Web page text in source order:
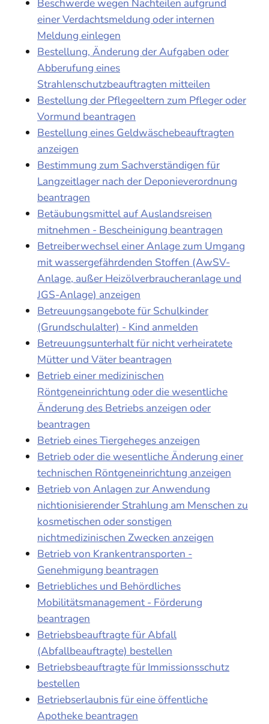
Beschwerde wegen Nachteilen aufgrund
einer Verdachtsmeldung oder internen
Meldung einlegen
Bestellung, Änderung der Aufgaben oder
Abberufung eines
Strahlenschutzbeauftragten mitteilen
Bestellung der Pflegeeltern zum Pfleger oder
Vormund beantragen
Bestellung eines Geldwäschebeauftragten
anzeigen
Bestimmung zum Sachverständigen für
Langzeitlager nach der Deponieverordnung
beantragen
Betäubungsmittel auf Auslandsreisen
mitnehmen - Bescheinigung beantragen
Betreiberwechsel einer Anlage zum Umgang
mit wassergefährdenden Stoffen (AwSV-
Anlage, außer Heizölverbraucheranlage und
JGS-Anlage) anzeigen
Betreuungsangebote für Schulkinder
(Grundschulalter) - Kind anmelden
Betreuungsunterhalt für nicht verheiratete
Mütter und Väter beantragen
Betrieb einer medizinischen
Röntgeneinrichtung oder die wesentliche
Änderung des Betriebs anzeigen oder
beantragen
Betrieb eines Tiergeheges anzeigen
Betrieb oder die wesentliche Änderung einer
technischen Röntgeneinrichtung anzeigen
Betrieb von Anlagen zur Anwendung
nichtionisierender Strahlung am Menschen zu
kosmetischen oder sonstigen
nichtmedizinischen Zwecken anzeigen
Betrieb von Krankentransporten -
Genehmigung beantragen
Betriebliches und Behördliches
Mobilitätsmanagement - Förderung
beantragen
Betriebsbeauftragte für Abfall
(Abfallbeauftragte) bestellen
Betriebsbeauftragte für Immissionsschutz
bestellen
Betriebserlaubnis für eine öffentliche
Apotheke beantragen